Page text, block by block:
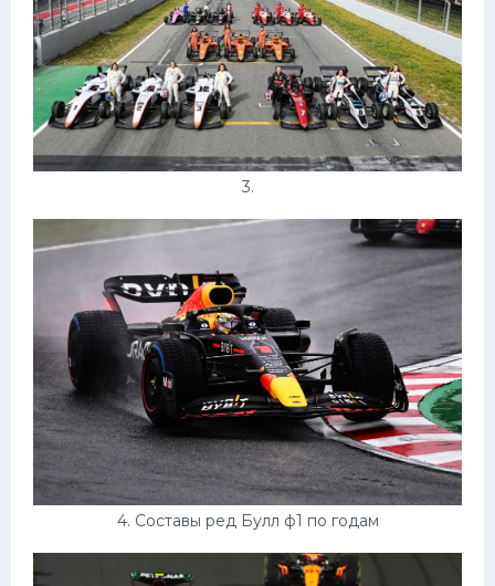
3.
4. Составы ред Булл ф1 по годам